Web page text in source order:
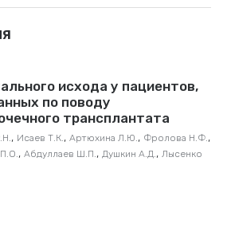
исхода у пациентов,
по поводу
трансплантата
, Исаев Т.К., Артюхина Л.Ю., Фролова Н.Ф.,
, Абдуллаев Ш.П., Душкин А.Д., Лысенко